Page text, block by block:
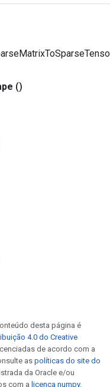
()
desta página é
4.0 do Creative
de acordo com a
aspolíticas do site do
da Oracle e/ou
com a licença numpy.